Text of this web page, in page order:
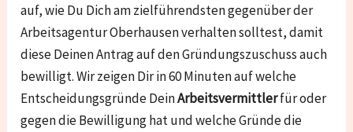
auf, wie Du Dich am zielführendsten gegenüber der
Arbeitsagentur Oberhausen verhalten solltest, damit
diese Deinen Antrag auf den Gründungszuschuss auch
bewilligt. Wir zeigen Dir in 60 Minuten auf welche
Entscheidungsgründe DeinArbeitsvermittlerfür oder
gegen die Bewilligung hat und welche Gründe die